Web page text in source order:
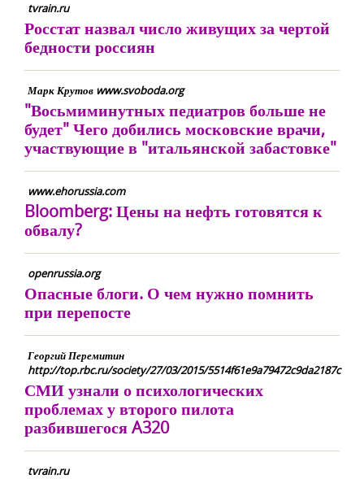
tvrain.ru
Росстат назвал число живущих за чертой
бедности россиян
Марк Крутов www.svoboda.org
"Восьмиминутных педиатров больше не
будет" Чего добились московские врачи,
участвующие в "итальянской забастовке"
www.ehorussia.com
Bloomberg: Цены на нефть готовятся к
обвалу?
openrussia.org
Опасные блоги. О чем нужно помнить
при перепосте
Георгий Перемитин
http://top.rbc.ru/society/27/03/2015/5514f61e9a79472c9da2187c
СМИ узнали о психологических
проблемах у второго пилота
разбившегося A320
tvrain.ru